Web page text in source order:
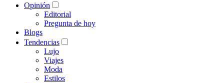
Opinión
Editorial
Pregunta de hoy
Blogs
Tendencias
Lujo
Viajes
Moda
Estilos